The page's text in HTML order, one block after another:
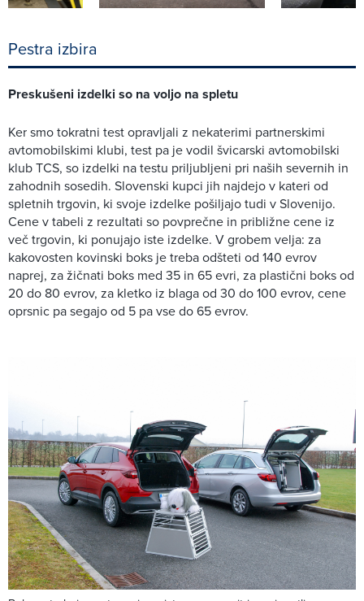
Pestra izbira
Preskušeni izdelki so na voljo na spletu
Ker smo tokratni test opravljali z nekaterimi partnerskimi
avtomobilskimi klubi, test pa je vodil švicarski avtomobilski
klub TCS, so izdelki na testu priljubljeni pri naših severnih in
zahodnih sosedih. Slovenski kupci jih najdejo v kateri od
spletnih trgovin, ki svoje izdelke pošiljajo tudi v Slovenijo.
Cene v tabeli z rezultati so povprečne in približne cene iz
več trgovin, ki ponujajo iste izdelke. V grobem velja: za
kakovosten kovinski boks je treba odšteti od 140 evrov
naprej, za žičnati boks med 35 in 65 evri, za plastični boks od
20 do 80 evrov, za kletko iz blaga od 30 do 100 evrov, cene
oprsnic pa segajo od 5 pa vse do 65 evrov.